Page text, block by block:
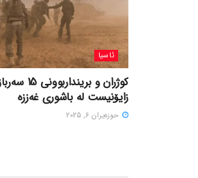
ئاسیا
کوژران و
زایۆنیست لە باشوری غەززە
حوزه‌یران 6, 2025